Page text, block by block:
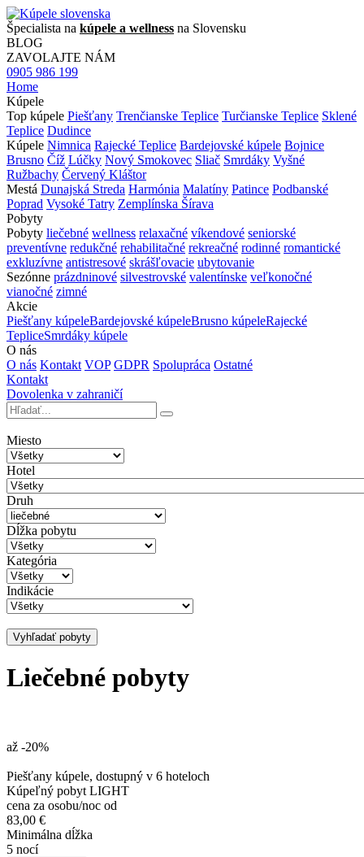
Špecialista na kúpele a wellness na Slovensku
BLOG
ZAVOLAJTE NÁM
0905 986 199
Home
Kúpele
Top kúpele Piešťany Trenčianske Teplice Turčianske Teplice Sklené
Teplice Dudince
Kúpele Nimnica Rajecké Teplice Bardejovské kúpele Bojnice
Brusno Číž Lúčky Nový Smokovec Sliač Smrdáky Vyšné
Ružbachy Červený Kláštor
Mestá Dunajská Streda Harmónia Malatíny Patince Podbanské
Poprad Vysoké Tatry Zemplínska Šírava
Pobyty
Pobyty liečebné wellness relaxačné víkendové seniorské
preventívne redukčné rehabilitačné rekreačné rodinné romantické
exkluzívne antistresové skrášľovacie ubytovanie
Sezónne prázdninové silvestrovské valentínske veľkonočné
vianočné zimné
Akcie
Piešťany kúpeleBardejovské kúpeleBrusno kúpeleRajecké
TepliceSmrdáky kúpele
O nás
O nás Kontakt VOP GDPR Spolupráca Ostatné
Kontakt
Dovolenka v zahraničí
Miesto
Hotel
Druh
Dĺžka pobytu
Kategória
Indikácie
Vyhľadať pobyty
Liečebné pobyty
až -20%
Piešťany kúpele, dostupný v 6 hoteloch
Kúpeľný pobyt LIGHT
cena za osobu/noc od
83,00 €
Minimálna dĺžka
5 nocí